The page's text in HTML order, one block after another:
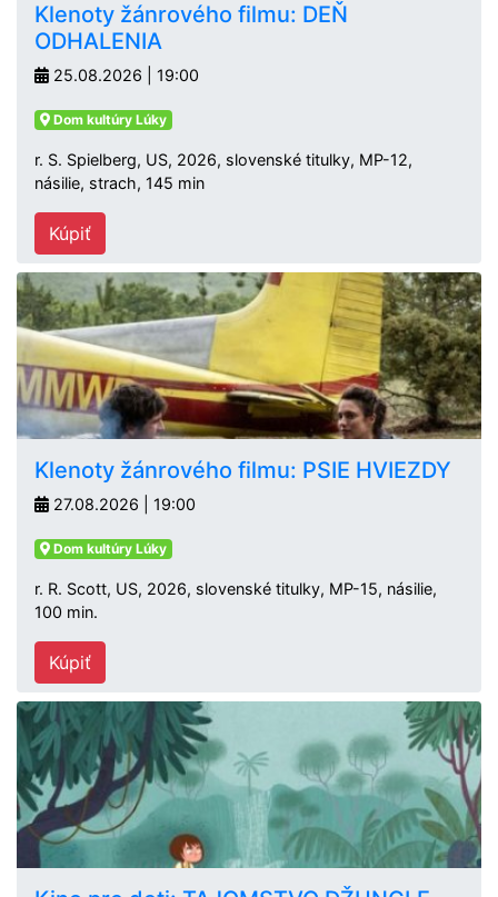
Klenoty žánrového filmu: DEŇ
ODHALENIA
25.08.2026 | 19:00
Dom kultúry Lúky
r. S. Spielberg, US, 2026, slovenské titulky, MP-12,
násilie, strach, 145 min
Kúpiť
Klenoty žánrového filmu: PSIE HVIEZDY
27.08.2026 | 19:00
Dom kultúry Lúky
r. R. Scott, US, 2026, slovenské titulky, MP-15, násilie,
100 min.
Kúpiť